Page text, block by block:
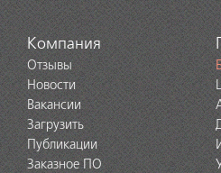
Компания
Отзывы
Новости
Вакансии
Загрузить
Публикации
Заказное ПО